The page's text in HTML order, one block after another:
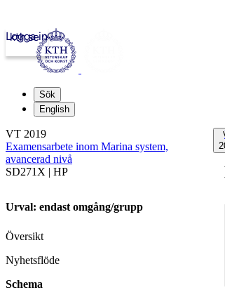
kth.se
Logga in
Sök
English
VT 2019
Examensarbete inom Marina system,
avancerad nivå
SD271X | HP
Urval: endast omgång/grupp
Översikt
Nyhetsflöde
Schema